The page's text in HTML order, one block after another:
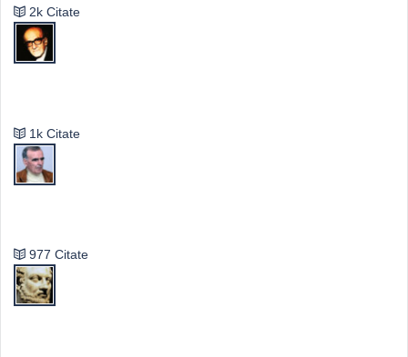
2k Citate
1k Citate
977 Citate